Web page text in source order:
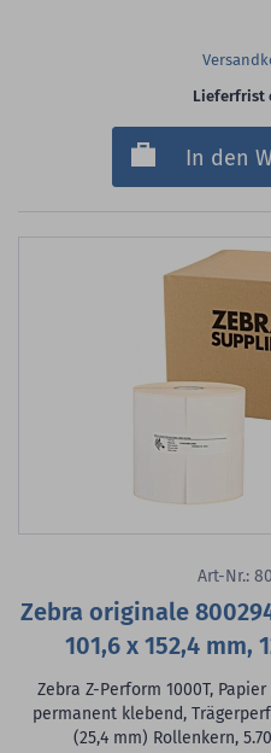
Lieferfrist
In den
Art-Nr.:
Zebra originale
101,6 x 152,4 mm,
Zebra Z-Perform 1000T,
permanent klebend,
(25,4 mm) Rollenkern,